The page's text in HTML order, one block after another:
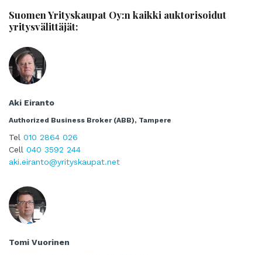
Suomen Yrityskaupat Oy:n kaikki auktorisoidut
yritysvälittäjät:
Aki Eiranto
Authorized Business Broker (ABB), Tampere
Tel 010 2864 026
Cell 040 3592 244
aki.eiranto@yrityskaupat.net
Tomi Vuorinen